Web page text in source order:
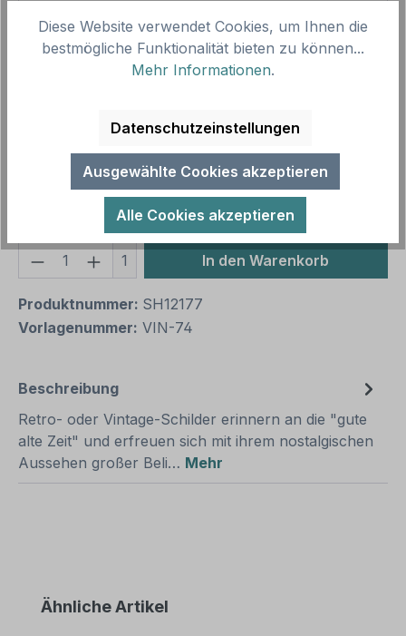
Zwischensumme
10,95 €
Gesamtpreis
Preise inkl. MwSt. zzgl. Versandkosten
Aufgrund von Neuberechnungen im Warenkorb sind
abweichende Endpreise möglich.
Produkt Anzahl: Gib den gewünschten
1 In den Warenkorb
Produktnummer: SH12177
Vorlagenummer: VIN-74
Beschreibung
Retro- oder Vintage-Schilder erinnern an die "gute
alte Zeit" und erfreuen sich mit ihrem nostalgischen
Aussehen großer Beli… Mehr
Produktgalerie überspringen
Ähnliche Artikel
Diese Website verwendet Cookies, um Ihnen die
bestmögliche Funktionalität bieten zu können...
Mehr Informationen.
Datenschutzeinstellungen
Ausgewählte Cookies akzeptieren
Alle Cookies akzeptieren